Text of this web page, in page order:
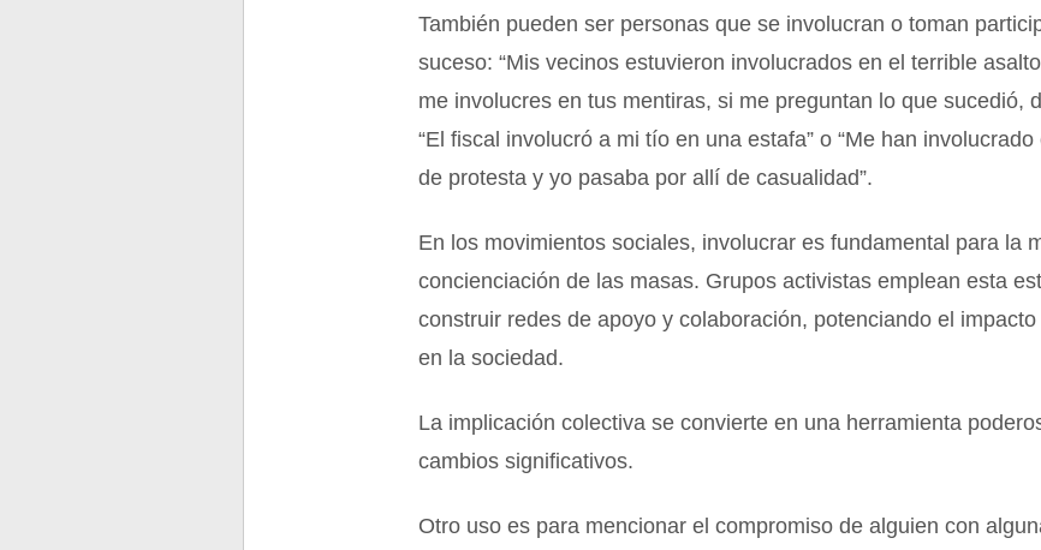
También pueden ser personas que se involucran o toman
suceso: “Mis vecinos estuvieron involucrados en el terrible
me involucres en tus mentiras, si me preguntan lo que sucedió,
“El fiscal involucró a mi tío en una estafa” o “Me han
de protesta y yo pasaba por allí de casualidad”.
En los movimientos sociales, involucrar es fundamental para la
concienciación de las masas. Grupos activistas emplean esta
construir redes de apoyo y colaboración, potenciando el
en la sociedad.
La implicación colectiva se convierte en una herramienta
cambios significativos.
Otro uso es para mencionar el compromiso de alguien con